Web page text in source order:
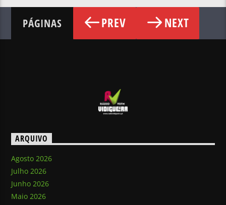
PÁGINAS PREV NEXT
ARQUIVO
Agosto 2026
Julho 2026
Junho 2026
Maio 2026